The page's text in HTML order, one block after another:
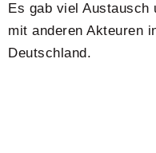
Es gab viel Austausch
mit anderen Akteuren
Deutschland.